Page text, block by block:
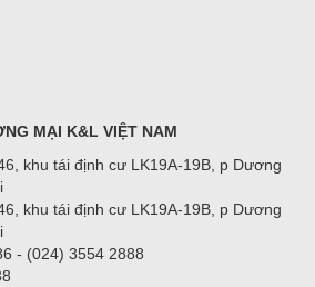
MẠI K&L VIỆT NAM
khu tái định cư LK19A-19B, p Dương
khu tái định cư LK19A-19B, p Dương
- (024) 3554 2888